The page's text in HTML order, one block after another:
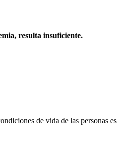
resulta insuficiente.
de vida de las personas es